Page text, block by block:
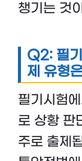
챙기는 것
Q2: 필
제 유형
필기시험
로 상황 판
주로 출제